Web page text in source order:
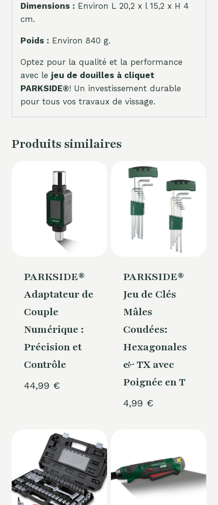
Dimensions : Environ L 20,2 x l 15,2 x H 4
cm.
Poids : Environ 840 g.
Optez pour la qualité et la performance
avec le jeu de douilles à cliquet
PARKSIDE®! Un investissement durable
pour tous vos travaux de vissage.
Produits similaires
PARKSIDE®
Adaptateur de
Couple
Numérique :
Précision et
Contrôle
44,99 €
PARKSIDE®
Jeu de Clés
Mâles
Coudées:
Hexagonales
& TX avec
Poignée en T
4,99 €